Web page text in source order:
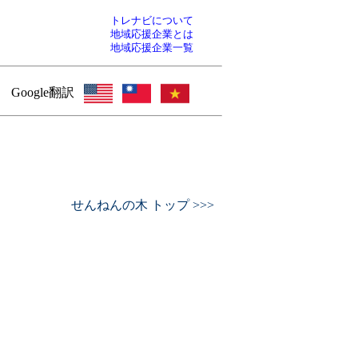
トレナビについて
地域応援企業とは
地域応援企業一覧
Google翻訳
せんねんの木 トップ >>>